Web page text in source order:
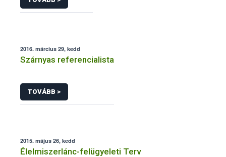
2016. március 29, kedd
Szárnyas referencialista
TOVÁBB >
2015. május 26, kedd
Élelmiszerlánc-felügyeleti Terv